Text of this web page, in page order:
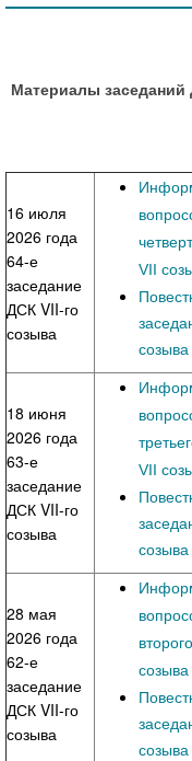
Материалы заседаний
16 июля
2026 года
64-е
заседание
ДСК VII-го
созыва
VII
созыва
18 июня
2026 года
63-е
заседание
ДСК VII-го
созыва
VII
созыва
28 мая
2026 года
62-е
заседание
ДСК VII-го
созыва
созыва
созыва